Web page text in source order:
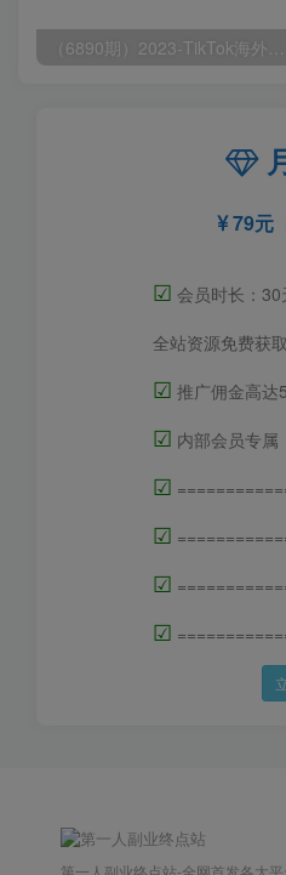
（6890期）2023-TikTok海外短视频带货特训营，掌握TK短视频带货变现全流程（60节课）
79元
☑ 会员时长：30
全站资源免费获
☑ 推广佣金高达
☑ 内部会员专属
☑
☑
☑
☑